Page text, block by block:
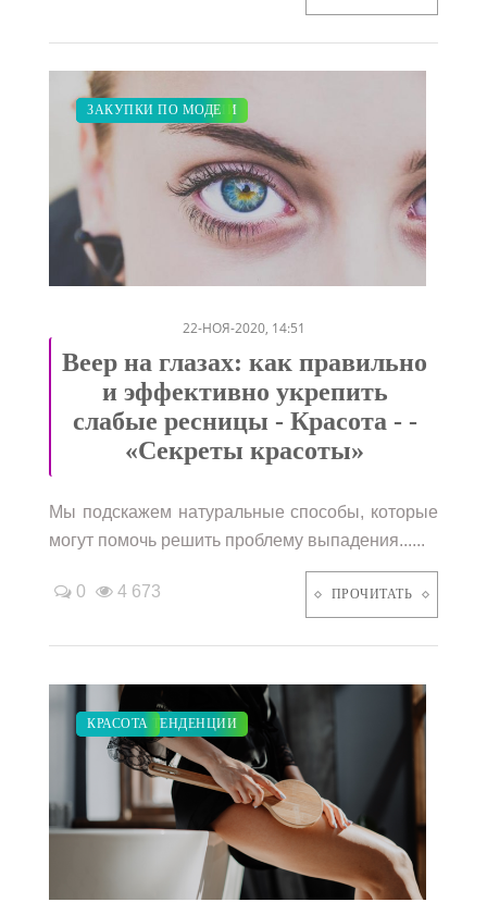
МОДНЫЕ ТЕНДЕНЦИИ
ПОКАЗЫ
КРАСОТА
ЗАКУПКИ ПО МОДЕ
22-НОЯ-2020, 14:51
Веер на глазах: как правильно
и эффективно укрепить
слабые ресницы - Красота - -
«Секреты красоты»
Мы подскажем натуральные способы, которые
могут помочь решить проблему выпадения......
0 4 673 ПРОЧИТАТЬ
МОДНЫЕ ТЕНДЕНЦИИ
КРАСОТА